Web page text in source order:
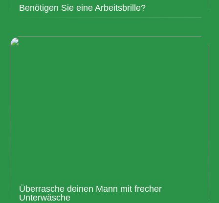
Benötigen Sie eine Arbeitsbrille?
Überrasche deinen Mann mit frecher
Unterwäsche